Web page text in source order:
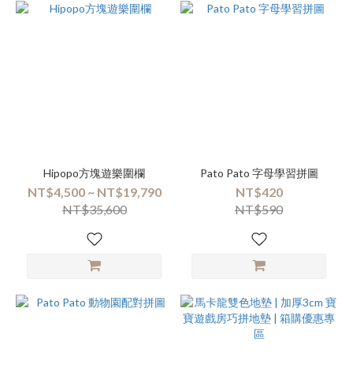
Hipopo方塊遊樂圍欄
NT$4,500 ~ NT$19,790
NT$35,600
Pato Pato 字母學習拼圖
NT$420
NT$590